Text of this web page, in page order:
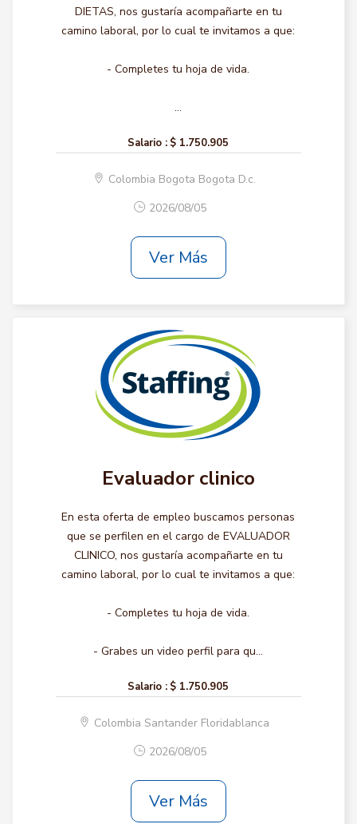
DIETAS, nos gustaría acompañarte en tu
camino laboral, por lo cual te invitamos a que:
- Completes tu hoja de vida.
...
Salario : $ 1.750.905
Colombia Bogota Bogota D.c.
2026/08/05
Ver Más
Evaluador clinico
En esta oferta de empleo buscamos personas
que se perfilen en el cargo de EVALUADOR
CLINICO, nos gustaría acompañarte en tu
camino laboral, por lo cual te invitamos a que:
- Completes tu hoja de vida.
- Grabes un video perfil para qu...
Salario : $ 1.750.905
Colombia Santander Floridablanca
2026/08/05
Ver Más